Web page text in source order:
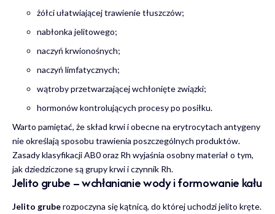
żółci ułatwiającej trawienie tłuszczów;
nabłonka jelitowego;
naczyń krwionośnych;
naczyń limfatycznych;
wątroby przetwarzającej wchłonięte związki;
hormonów kontrolujących procesy po posiłku.
Warto pamiętać, że skład krwi i obecne na erytrocytach antygeny
nie określają sposobu trawienia poszczególnych produktów.
Zasady klasyfikacji AB0 oraz Rh wyjaśnia osobny materiał o tym,
jak dziedziczone są grupy krwi i czynnik Rh.
Jelito grube – wchłanianie wody i formowanie kału
Jelito gruberozpoczyna się kątnicą, do której uchodzi jelito kręte.